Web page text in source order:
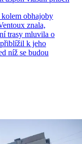
kolem obhajoby
znala,
trasy mluvila o
k jeho
níž se budou